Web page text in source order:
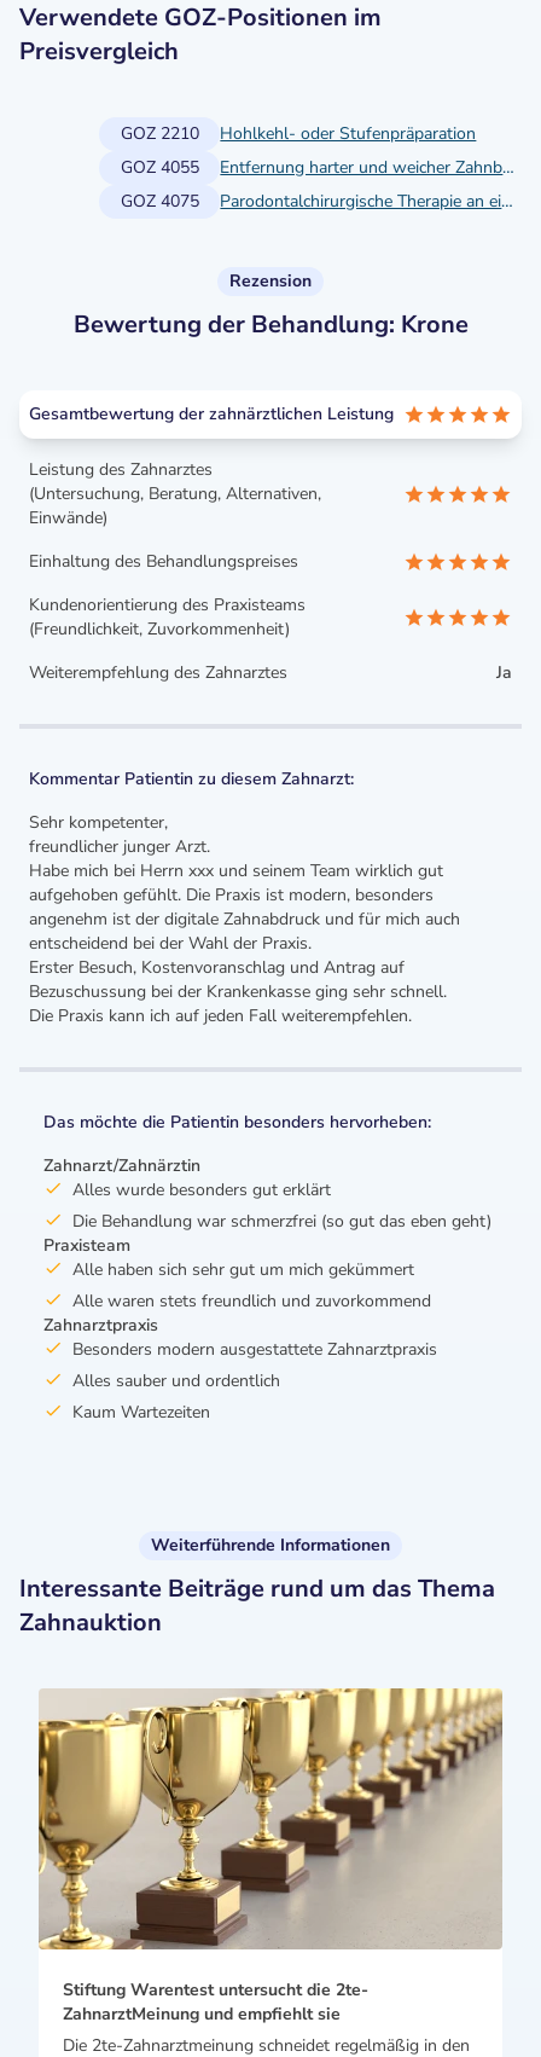
Verwendete GOZ-Positionen im
Preisvergleich
GOZ 2210
Hohlkehl- oder Stufenpräparation
GOZ 4055
Entfernung harter und weicher Zahnbeläge gegebenenfalls einschließlich Polieren an einem einwurzeligen Zahn oder Implantat
GOZ 4075
Parodontalchirurgische Therapie an einem mehrwurzeligen Zahn
Rezension
Bewertung der Behandlung: Krone
Gesamtbewertung der zahnärztlichen Leistung
Leistung des Zahnarztes
(Untersuchung, Beratung, Alternativen,
Einwände)
Einhaltung des Behandlungspreises
Kundenorientierung des Praxisteams
(Freundlichkeit, Zuvorkommenheit)
Weiterempfehlung des Zahnarztes
Ja
Kommentar Patientin zu diesem Zahnarzt:
Sehr kompetenter,
freundlicher junger Arzt.
Habe mich bei Herrn xxx und seinem Team wirklich gut
aufgehoben gefühlt. Die Praxis ist modern, besonders
angenehm ist der digitale Zahnabdruck und für mich auch
entscheidend bei der Wahl der Praxis.
Erster Besuch, Kostenvoranschlag und Antrag auf
Bezuschussung bei der Krankenkasse ging sehr schnell.
Die Praxis kann ich auf jeden Fall weiterempfehlen.
Das möchte die Patientin besonders hervorheben:
Zahnarzt/Zahnärztin
Alles wurde besonders gut erklärt
Die Behandlung war schmerzfrei (so gut das eben geht)
Praxisteam
Alle haben sich sehr gut um mich gekümmert
Alle waren stets freundlich und zuvorkommend
Zahnarztpraxis
Besonders modern ausgestattete Zahnarztpraxis
Alles sauber und ordentlich
Kaum Wartezeiten
Weiterführende Informationen
Interessante Beiträge rund um das Thema
Zahnauktion
Stiftung Warentest untersucht die 2te-
ZahnarztMeinung und empfiehlt sie
Die 2te-Zahnarztmeinung schneidet regelmäßig in den